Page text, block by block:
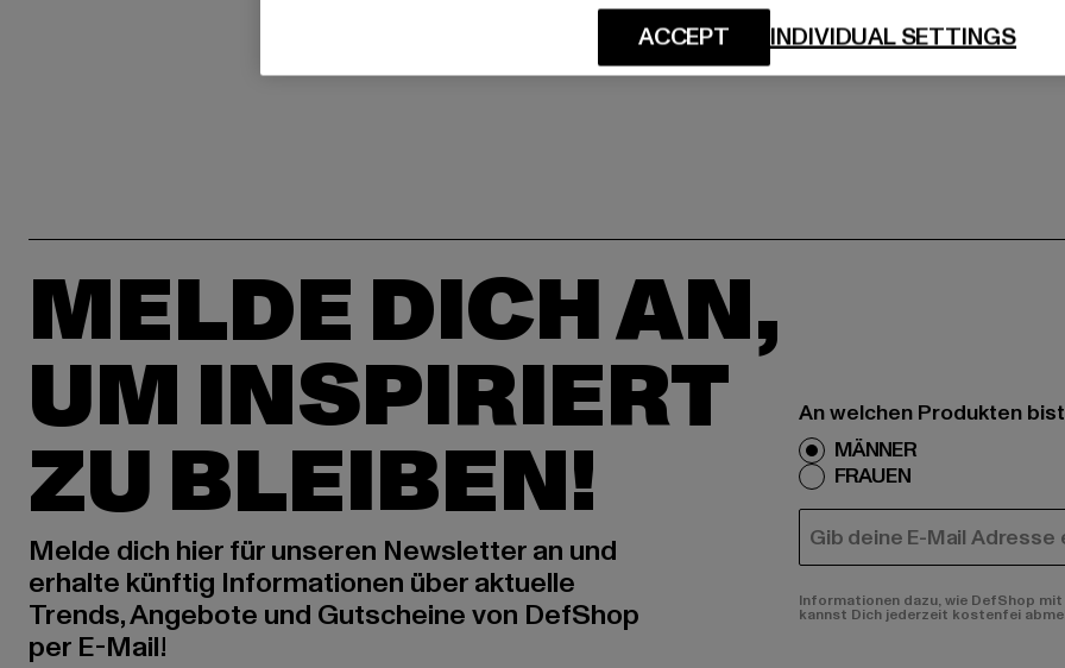
LIEFERUNG &
MELDE DICH AN,
UM INSPIRIERT
ZU BLEIBEN!
Melde dich hier für unseren Newsletter an und
erhalte künftig Informationen über aktuelle
Trends, Angebote und Gutscheine von DefShop
per E-Mail!
An welchen Produkten
MÄNNER
FRAUEN
E-MAIL
Informationen dazu, wie DefShop
kannst Dich jederzeit kostenfei
INDIVIDUAL SETTINGS
ACCEPT